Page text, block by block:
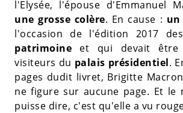
l'Elysée, l'épouse d'Emmanuel
une grosse colère. En cause :
l'occasion de l'édition 2017 des
patrimoine et qui devait être
visiteurs du palais présidentiel.
pages dudit livret, Brigitte
ne figure sur aucune page. Et le
puisse dire, c'est qu'elle a vu